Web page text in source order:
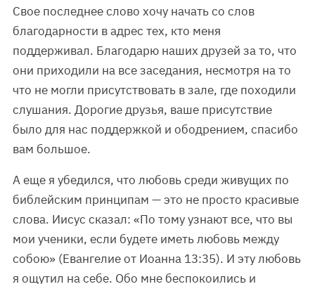
Свое последнее слово хочу начать со слов
благодарности в адрес тех, кто меня
поддерживал. Благодарю наших друзей за то, что
они приходили на все заседания, несмотря на то
что не могли присутствовать в зале, где походили
слушания. Дорогие друзья, ваше присутствие
было для нас поддержкой и ободрением, спасибо
вам большое.
А еще я убедился, что любовь среди живущих по
библейским принципам — это не просто красивые
слова. Иисус сказал: «По тому узнают все, что вы
мои ученики, если будете иметь любовь между
собою» (Евангелие от Иоанна 13:35). И эту любовь
я ощутил на себе. Обо мне беспокоились и